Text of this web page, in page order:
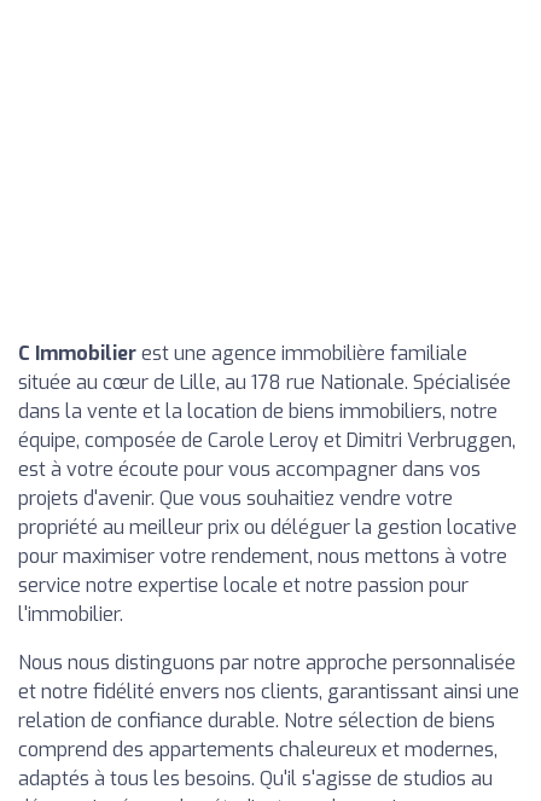
C Immobilierest une agence immobilière familiale
située au cœur de Lille, au 178 rue Nationale. Spécialisée
dans la vente et la location de biens immobiliers, notre
équipe, composée de Carole Leroy et Dimitri Verbruggen,
est à votre écoute pour vous accompagner dans vos
projets d'avenir. Que vous souhaitiez vendre votre
propriété au meilleur prix ou déléguer la gestion locative
pour maximiser votre rendement, nous mettons à votre
service notre expertise locale et notre passion pour
l'immobilier.
Nous nous distinguons par notre approche personnalisée
et notre fidélité envers nos clients, garantissant ainsi une
relation de confiance durable. Notre sélection de biens
comprend des appartements chaleureux et modernes,
adaptés à tous les besoins. Qu'il s'agisse de studios au